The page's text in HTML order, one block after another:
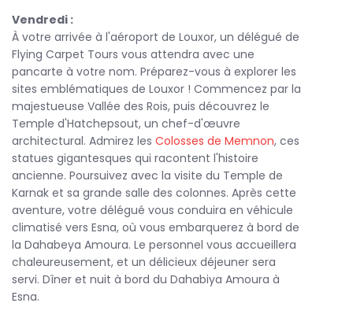
Vendredi :
À votre arrivée à l'aéroport de Louxor, un délégué de
Flying Carpet Tours vous attendra avec une
pancarte à votre nom. Préparez-vous à explorer les
sites emblématiques de Louxor ! Commencez par la
majestueuse Vallée des Rois, puis découvrez le
Temple d'Hatchepsout, un chef-d'œuvre
architectural. Admirez les Colosses de Memnon, ces
statues gigantesques qui racontent l'histoire
ancienne. Poursuivez avec la visite du Temple de
Karnak et sa grande salle des colonnes. Après cette
aventure, votre délégué vous conduira en véhicule
climatisé vers Esna, où vous embarquerez à bord de
la Dahabeya Amoura. Le personnel vous accueillera
chaleureusement, et un délicieux déjeuner sera
servi. Dîner et nuit à bord du Dahabiya Amoura à
Esna.